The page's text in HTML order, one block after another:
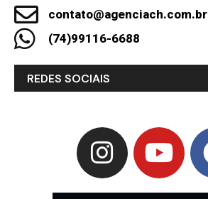
contato@agenciach.com.br
(74)99116-6688
REDES SOCIAIS